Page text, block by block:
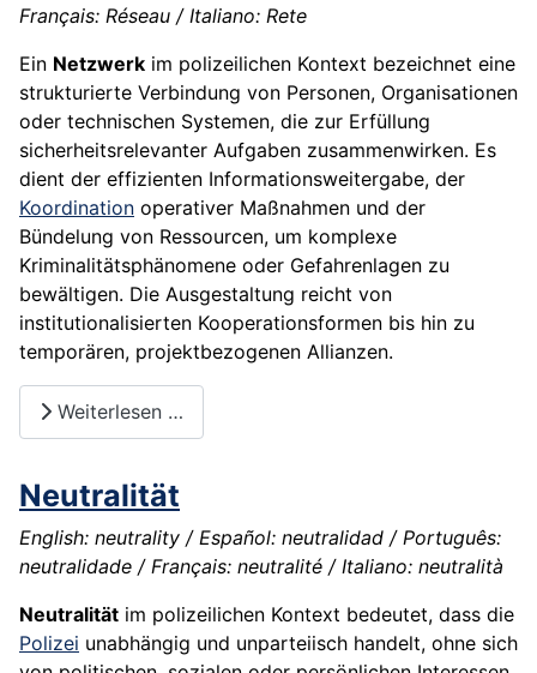
Français: Réseau / Italiano: Rete
Ein Netzwerk im polizeilichen Kontext bezeichnet eine
strukturierte Verbindung von Personen, Organisationen
oder technischen Systemen, die zur Erfüllung
sicherheitsrelevanter Aufgaben zusammenwirken. Es
dient der effizienten Informationsweitergabe, der
Koordination operativer Maßnahmen und der
Bündelung von Ressourcen, um komplexe
Kriminalitätsphänomene oder Gefahrenlagen zu
bewältigen. Die Ausgestaltung reicht von
institutionalisierten Kooperationsformen bis hin zu
temporären, projektbezogenen Allianzen.
Weiterlesen …
Neutralität
English: neutrality / Español: neutralidad / Português:
neutralidade / Français: neutralité / Italiano: neutralità
Neutralität im polizeilichen Kontext bedeutet, dass die
Polizei unabhängig und unparteiisch handelt, ohne sich